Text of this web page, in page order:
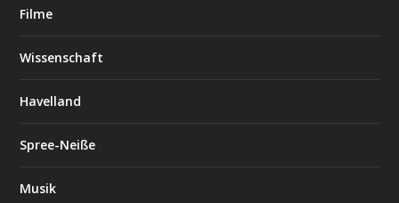
Filme
Wissenschaft
Havelland
Spree-Neiße
Musik